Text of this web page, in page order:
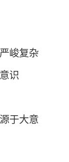
峻复杂
识
于大意